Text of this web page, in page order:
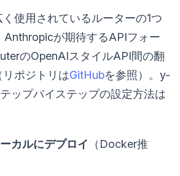
使用されているルーターの1つ
Anthropicが期待するAPIフォー
のOpenAIスタイルAPI間の翻
ポジトリはGitHubを参照）。y-
ップバイステップの設定方法は
カルにデプロイ （Docker推